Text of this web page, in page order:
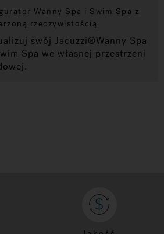
Wanny Spa i Swim Spa z
rzeczywistością
swój Jacuzzi®Wanny Spa
Spa we własnej przestrzeni